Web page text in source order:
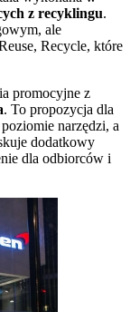
z recyklingu.
ale
Recycle, które
promocyjne z
. To propozycja dla
narzędzi, a
dodatkowy
dla odbiorców i